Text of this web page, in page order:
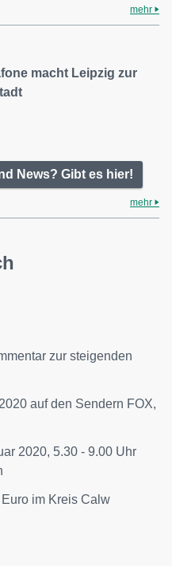
mehr
macht Leipzig zur
News? Gibt es hier!
mehr
zur steigenden
auf den Sendern FOX,
2020, 5.30 - 9.00 Uhr
im Kreis Calw